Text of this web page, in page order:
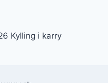
Kylling i karry